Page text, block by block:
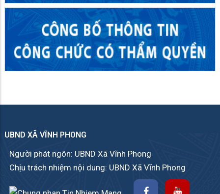
UBND XÃ VĨNH PHONG
Người phát ngôn: UBND Xã Vĩnh Phong
Chịu trách nhiệm nội dung: UBND Xã Vĩnh Phong